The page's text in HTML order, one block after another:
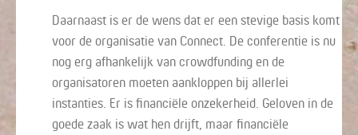
Daarnaast is er de wens dat er een stevige basis komt
voor de organisatie van Connect. De conferentie is nu
nog erg afhankelijk van crowdfunding en de
organisatoren moeten aankloppen bij allerlei
instanties. Er is financiële onzekerheid. Geloven in de
goede zaak is wat hen drijft, maar financiële